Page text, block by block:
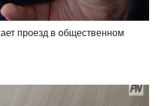
проезд в общественном